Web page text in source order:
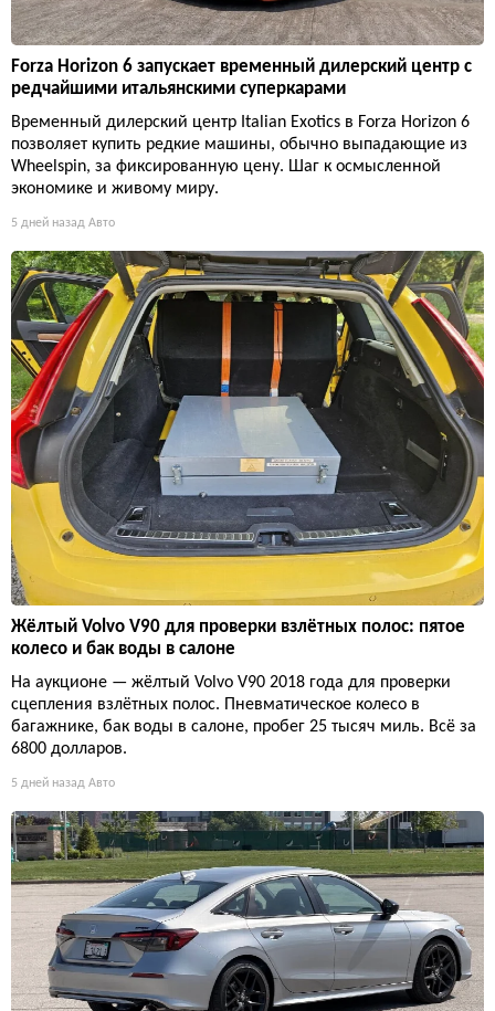
Forza Horizon 6 запускает временный дилерский центр с
редчайшими итальянскими суперкарами
Временный дилерский центр Italian Exotics в Forza Horizon 6
позволяет купить редкие машины, обычно выпадающие из
Wheelspin, за фиксированную цену. Шаг к осмысленной
экономике и живому миру.
5 дней назад Авто
Жёлтый Volvo V90 для проверки взлётных полос: пятое
колесо и бак воды в салоне
На аукционе — жёлтый Volvo V90 2018 года для проверки
сцепления взлётных полос. Пневматическое колесо в
багажнике, бак воды в салоне, пробег 25 тысяч миль. Всё за
6800 долларов.
5 дней назад Авто